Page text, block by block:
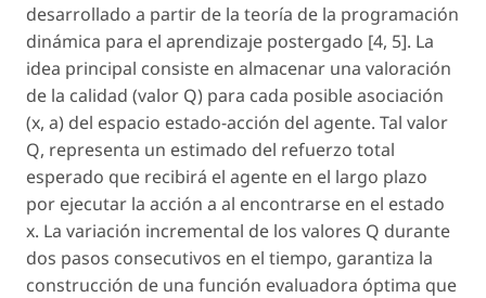
desarrollado a partir de la teoría de la programación
dinámica para el aprendizaje postergado [4, 5]. La
idea principal consiste en almacenar una valoración
de la calidad (valor Q) para cada posible asociación
(x, a) del espacio estado-acción del agente. Tal valor
Q, representa un estimado del refuerzo total
esperado que recibirá el agente en el largo plazo
por ejecutar la acción a al encontrarse en el estado
x. La variación incremental de los valores Q durante
dos pasos consecutivos en el tiempo, garantiza la
construcción de una función evaluadora óptima que